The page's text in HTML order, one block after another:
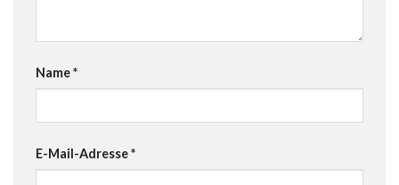
Name*
E-Mail-Adresse*